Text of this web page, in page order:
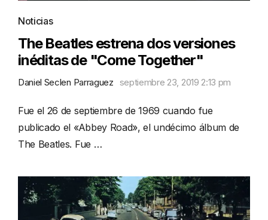
Noticias
The Beatles estrena dos versiones
inéditas de "Come Together"
Daniel Seclen Parraguez septiembre 23, 2019 2:13 pm
Fue el 26 de septiembre de 1969 cuando fue
publicado el «Abbey Road», el undécimo álbum de
The Beatles. Fue …